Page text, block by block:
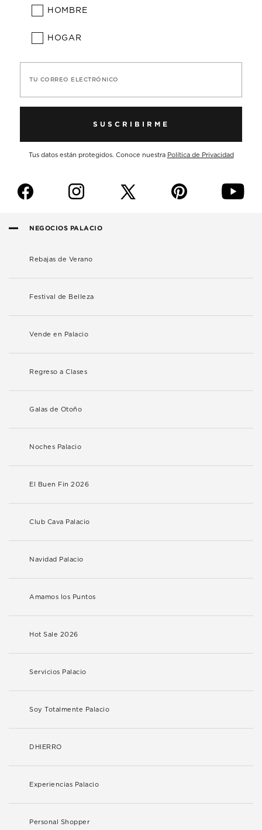
HOMBRE
HOGAR
TU CORREO ELECTRÓNICO
SUSCRIBIRME
Tus datos están protegidos. Conoce nuestra Política de Privacidad
f i p y
NEGOCIOS PALACIO
Rebajas de Verano
Festival de Belleza
Vende en Palacio
Regreso a Clases
Galas de Otoño
Noches Palacio
El Buen Fin 2026
Club Cava Palacio
Navidad Palacio
Amamos los Puntos
Hot Sale 2026
Servicios Palacio
Soy Totalmente Palacio
DHIERRO
Experiencias Palacio
Personal Shopper